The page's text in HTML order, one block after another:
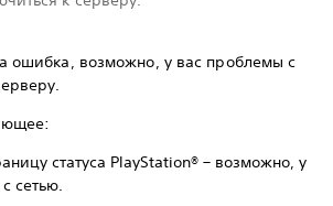
ошибка, возможно, у вас проблемы с
статуса PlayStation® – возможно, у
сетью.